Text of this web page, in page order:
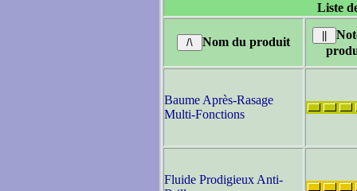
Liste
Nom du produit
Baume Après-Rasage
Multi-Fonctions
Fluide Prodigieux Anti-